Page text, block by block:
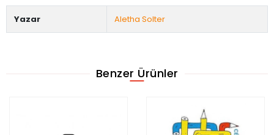
Yazar Aletha Solter
Benzer Ürünler